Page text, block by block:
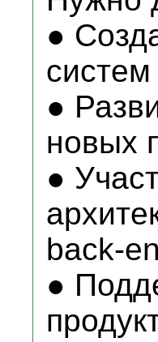
●
систем
●
новых
●
back-
●